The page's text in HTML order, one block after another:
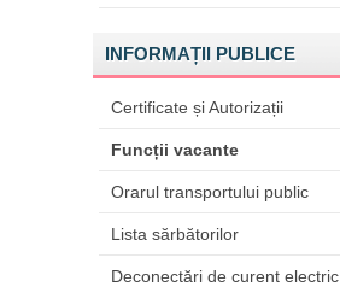
INFORMAȚII PUBLICE
Certificate și Autorizații
Funcții vacante
Orarul transportului public
Lista sărbătorilor
Deconectări de curent electric